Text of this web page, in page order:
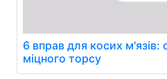
6 вправ для косих м'язів:
міцного торсу